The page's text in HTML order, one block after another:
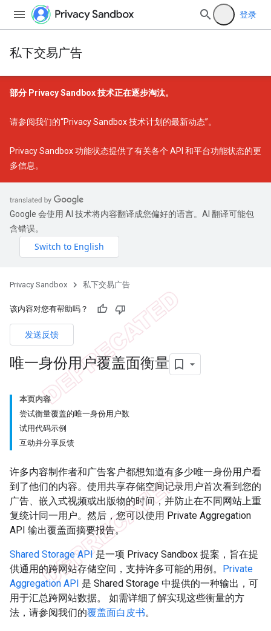
登录
私下交易广告
部分 Privacy Sandbox 技术正在逐步淘汰。
请参阅我们的“Privacy Sandbox 技术计划的最新动态”。
Privacy Sandbox 功能状态提供了有关各个 API 和平台功能状态的更
多信息。
Google 会使用 AI 技术将内容翻译成您偏好的语言。AI 翻译可能包
含错误。
Privacy Sandbox 私下交易广告
该内容对您有帮助吗？
发送反馈
唯一身份用户覆盖面衡量
本页内容
尝试衡量覆盖的唯一身份用户数
试用代码示例
互动并分享反馈
许多内容制作者和广告客户都想知道有多少唯一身份用户看
到了他们的内容。使用共享存储空间记录用户首次看到您的
广告、嵌入式视频或出版物的时间，并防止在不同网站上重
复统计同一用户。然后，您可以使用 Private Aggregation
API 输出覆盖面摘要报告。
Shared Storage API是一项 Privacy Sandbox 提案，旨在提
供通用的跨网站存储空间，支持许多可能的用例。 Private
Aggregation API 是 Shared Storage 中提供的一种输出，可
用于汇总跨网站数据。 如需详细了解实现这些衡量的方
法，请参阅我们的覆盖面白皮书。